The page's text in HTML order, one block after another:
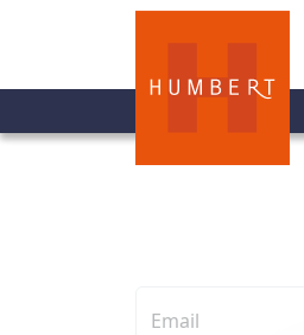
Email